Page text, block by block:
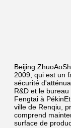
Beijing
2009, qui est un
sécurité
R&D et le
Fengtai à
ville de Renqiu,
comprend
surface de